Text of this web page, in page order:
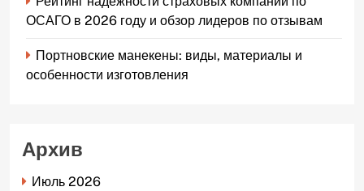
ОСАГО в 2026 году и обзор лидеров по отзывам
Портновские манекены: виды, материалы и
особенности изготовления
Архив
Июль 2026